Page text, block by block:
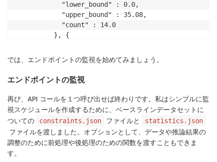
            "lower_bound" : 0.0,
            "upper_bound" : 35.08,
            "count" : 14.0
          }, {
            "upper_bound" : 70.16,
            "count" : 48.0
          }, {
            "lower_bound" : 70.16,
            "upper_bound" : 105.24000000000001,
            "count" : 130.0
          }, {
            "lower_bound" : 105.24000000000001,
            "upper_bound" : 140.32,
            "count" : 318.0
          }, {
では、エンドポイントの監視を始めてみましょう。
エンドポイントの監視
再び、API コールを１つ呼び出せば終わりです。私はシンプルに監
視スケジュールを作成するために、ベースラインデータセットに
ついての
constraints.json ファイルと statistics.json
ファイルを渡しました。オプションとして、データや推論結果の
調整のために前処理や後処理のための関数を渡すこともできま
す。